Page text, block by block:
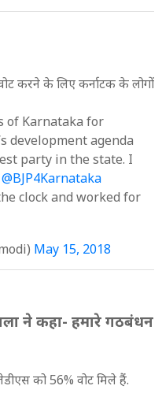
करने के लिए कर्नाटक के लोगों
of Karnataka for
development agenda
party in the state. I
@BJP4Karnataka
clock and worked for
May 15, 2018
ने कहा- हमारे गठबंधन
को 56% वोट मिले हैं.